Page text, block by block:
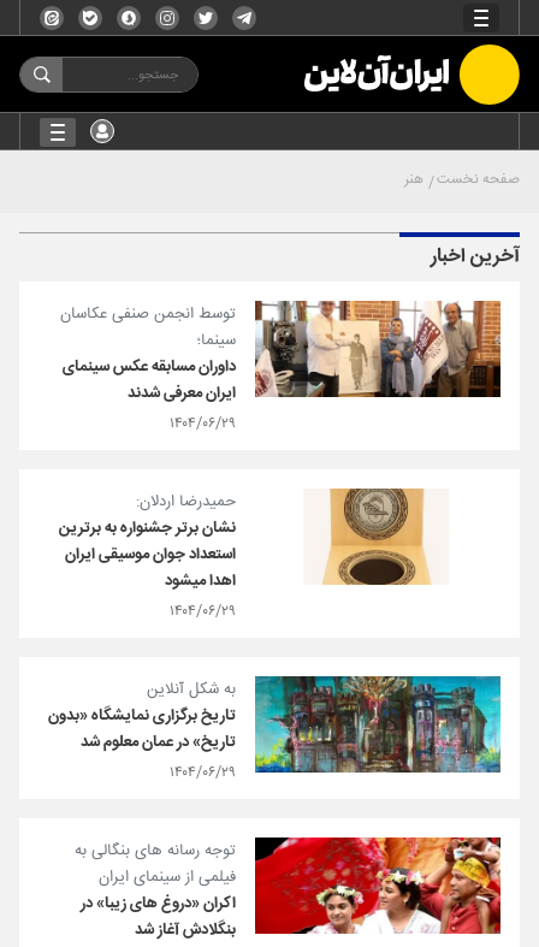
صفحه نخست هنر
آخرین اخبار
توسط انجمن صنفی عکاسان
سینما؛
داوران مسابقه عکس سینمای
ایران معرفی شدند
۱۴۰۴/۰۶/۲۹
حمیدرضا اردلان:
نشان برتر جشنواره به برترین
استعداد جوان موسیقی ایران
اهدا می‏شود
۱۴۰۴/۰۶/۲۹
به شکل آنلاین
تاریخ برگزاری نمایشگاه «بدون
تاریخ» در عمان معلوم شد
۱۴۰۴/۰۶/۲۹
توجه رسانه های بنگالی به
فیلمی از سینمای ایران
اکران «دروغ های زیبا» در
بنگلادش آغاز شد